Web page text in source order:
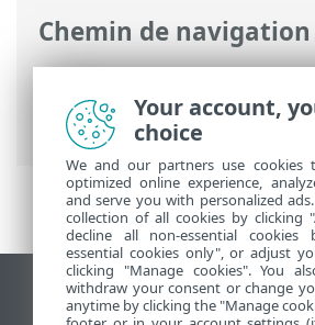
Chemin de navigation
Aide en ligne ESET>ESET
Security >Utilisation d'ESET
Security >Param > Réseau
Afficher le site des postes
Your account,
choice
We and our partners use
optimized online experience,
and serve you with personalized
collection of all cookies by clicking
decline all non-essential cookies
essential cookies only", or adjust
clicking "Manage cookies". You
withdraw your consent or change
anytime by clicking the "Manage